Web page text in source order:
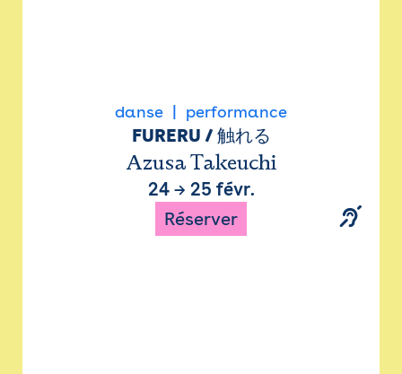
danse performance
FURERU / 触れる
Azusa Takeuchi
24→ 25 févr.
Réserver